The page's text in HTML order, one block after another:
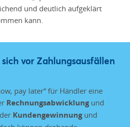
und deutlich aufgeklärt
kann.
vor Zahlungsausfällen
pay later“ für Händler eine
Rechnungsabwicklungund
Kundengewinnungund